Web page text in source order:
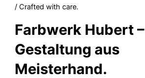
/ Crafted with care.
Farbwerk Hubert –
Gestaltung aus
Meisterhand.